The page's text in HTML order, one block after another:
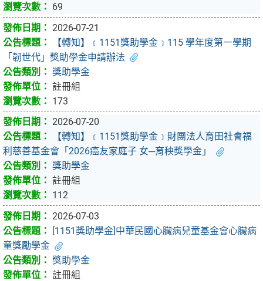
69
2026-07-21
【轉知】﹝1151獎助學金﹞115 學年度第㇐學期
「韌世代」獎助學金申請辦法
獎助學金
註冊組
173
2026-07-20
【轉知】﹝1151獎助學金﹞財團法人育田社會福
利慈善基金會「2026癌友家庭子 女─育秧獎學金」
獎助學金
註冊組
112
2026-07-03
[1151獎助學金]中華民國心臟病兒童基金會心臟病
童獎勵學金
獎助學金
註冊組